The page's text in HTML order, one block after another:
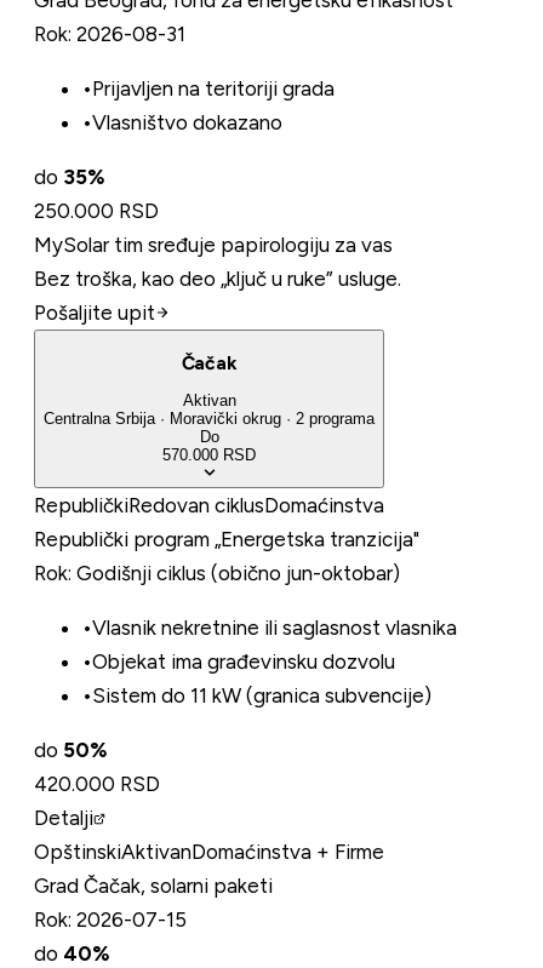
Rok: 2026-08-31
•Prijavljen na teritoriji grada
•Vlasništvo dokazano
do 35%
250.000 RSD
MySolar tim sređuje papirologiju za vas
Bez troška, kao deo „ključ u ruke” usluge.
Pošaljite upit
Čačak
Aktivan
Centralna Srbija· Moravički okrug · 2 programa
Do
570.000 RSD
RepubličkiRedovan ciklusDomaćinstva
Republički program „Energetska tranzicija"
Rok: Godišnji ciklus (obično jun-oktobar)
•Vlasnik nekretnine ili saglasnost vlasnika
•Objekat ima građevinsku dozvolu
•Sistem do 11 kW (granica subvencije)
do 50%
420.000 RSD
Detalji
OpštinskiAktivanDomaćinstva + Firme
Grad Čačak, solarni paketi
Rok: 2026-07-15
do 40%